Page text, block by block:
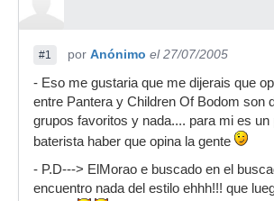
#1 por Anónimo el 27/07/2005
- Eso me gustaria que me dijerais que
entre Pantera y Children Of Bodom son
grupos favoritos y nada.... para mi es un
baterista haber que opina la gente
- P.D---> ElMorao e buscado en el
encuentro nada del estilo ehhh!!! que